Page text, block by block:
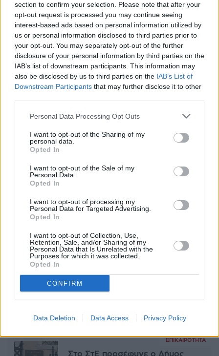
section to confirm your selection. Please note that after your
opt-out request is processed you may continue seeing
interest-based ads based on personal information utilized by
us or personal information disclosed to third parties prior to
your opt-out. You may separately opt-out of the further
disclosure of your personal information by third parties on the
IAB’s list of downstream participants. This information may
also be disclosed by us to third parties on the IAB’s List of
Downstream Participants that may further disclose it to other
Personal Data Processing Opt Outs
I want to opt-out of the Sharing of my
personal data.
Opted In
I want to opt-out of the Sale of my
Personal Data.
Opted In
I want to opt-out of processing my
Personal Data for Targeted Advertising.
Opted In
I want to opt-out of Collection, Use,
Retention, Sale, and/or Sharing of my
Personal Data that Is Unrelated with the
Purposes for which it was collected.
Opted In
CONFIRM
Data Deletion Data Access Privacy Policy
facebook tweet share
Ακολουθήστε το Sofokleousin.gr στο
Google News
ΣΧΕΤΙΚΆ ΆΡΘΡΑ
Σταϊκούρας: Θετική έκβαση στα
Ναυπηγεία Σκαραμαγκά- Θα
22:00, 07 Ιουλίου 2021
ΕΠΙΚΑΙΡΌΤΗΤΑ
Στο ΣτΕ προσέφυγε ο Δήμος